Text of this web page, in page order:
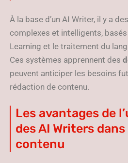
À la base d’un AI Writer, il y a des
complexes et intelligents,
Learning et le traitement du
Ces systèmes apprennent des
peuvent anticiper les besoins
rédaction de contenu.
Les avantages de
des AI Writers
contenu